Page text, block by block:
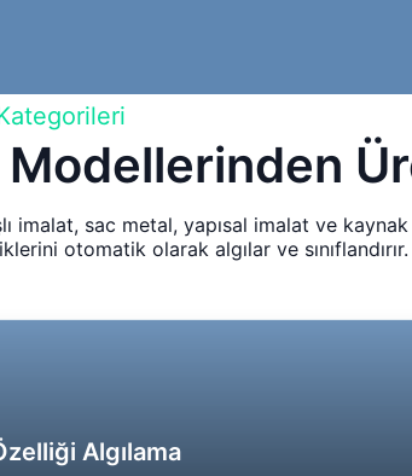
Modellerinden
imalat, sac metal, yapısal imalat ve kaynak
otomatik olarak algılar ve sınıflandırır.
Algılama